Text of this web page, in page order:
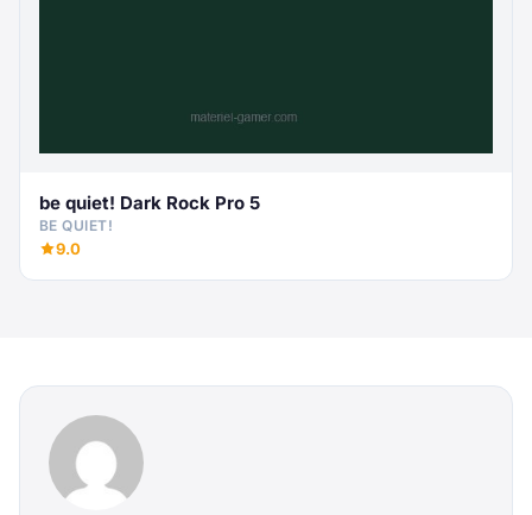
be quiet! Dark Rock Pro 5
BE QUIET!
9.0